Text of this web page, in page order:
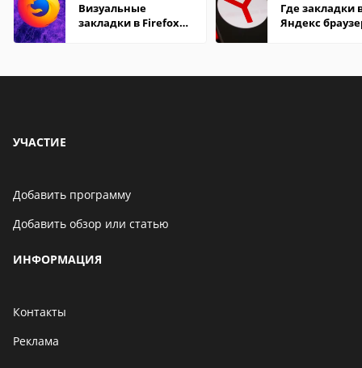
Визуальные
закладки в Firefox
Где закладки
Яндекс
УЧАСТИЕ
Добавить программу
Добавить обзор или статью
ИНФОРМАЦИЯ
Контакты
Реклама